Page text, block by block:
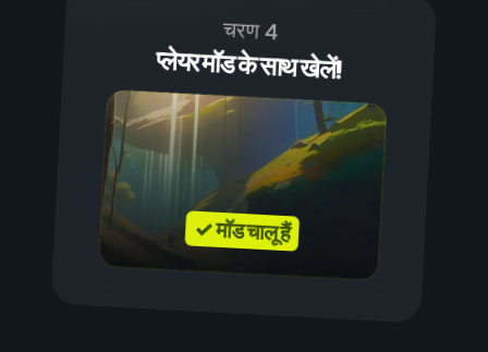
चरण 4
प्लेयर मॉड के साथ खेलें!
✓ मॉड चालू हैं